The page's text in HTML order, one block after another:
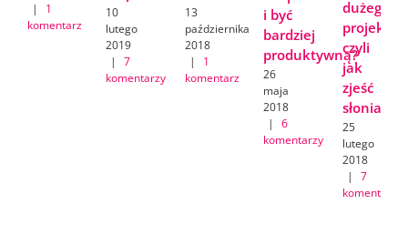
|
1
komentarz
10
lutego
2019
|
7
komentarzy
13
października
2018
|
1
komentarz
i być
bardziej
produktywną?
26
maja
2018
|
6
komentarzy
dużego
projektu,
czyli
jak
zjeść
słonia
25
lutego
2018
|
7
komentarzy